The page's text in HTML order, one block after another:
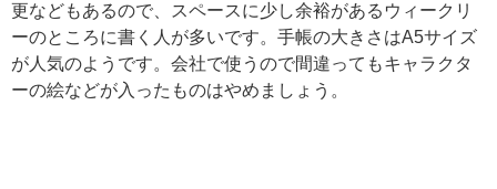
更などもあるので、スペースに少し余裕があるウィークリ
ーのところに書く人が多いです。手帳の大きさはA5サイズ
が人気のようです。会社で使うので間違ってもキャラクタ
ーの絵などが入ったものはやめましょう。